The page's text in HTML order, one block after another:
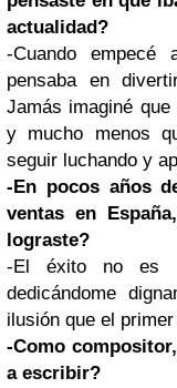
actualidad?
-Cuando
pensaba en
Jamás imaginé
y mucho menos
seguir luchando y
-En pocos años
ventas en
lograste?
-El éxito no es
dedicándome
ilusión que el
-Como
a escribir?